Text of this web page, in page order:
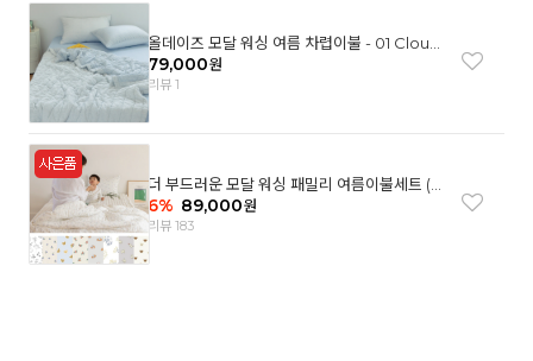
올데이즈 모달 워싱 여름 차렵이불 - 01 Cloud
garden(SS)
79,000원
리뷰 1
더 부드러운 모달 워싱 패밀리 여름이불세트 (8
컬러)
6% 89,000원
리뷰 183